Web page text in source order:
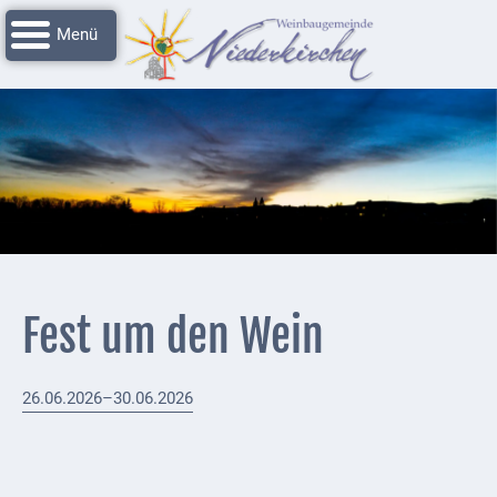
Navigation
überspringen
Startseite
Grussworte
Rathaus
Unser
Niederkirchen
Impressionen
Nachrichtenarchiv
Deidesheim
Fest um den Wein
26.06.2026–30.06.2026